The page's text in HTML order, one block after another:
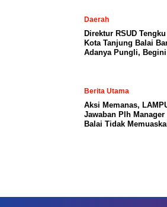
Daerah
Direktur RSUD
Kota Tanjung Balai
Adanya Pungli,
Berita Utama
Aksi Memanas,
Jawaban Plh Manager
Balai Tidak